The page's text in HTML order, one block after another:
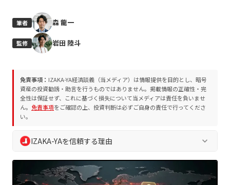
筆者 森 龍一
監修 岩田 陸斗
免責事項： IZAKA-YA経済談義（当メディア）は情報提供を目的とし、暗号
資産の投資勧誘・助言を行うものではありません。掲載情報の正確性・完
全性は保証せず、これに基づく損失について当メディアは責任を負いませ
ん。 免責事項をご確認の上、投資判断は必ずご自身の責任で行ってくださ
い。
IZAKA-YAを信頼する理由 keyboard_arrow_down
め、独自の編集方針およびプロジェクト評価方法を遵守してい
ます。誇大表現や断定表現を排除し、常に中立的かつ客観的な